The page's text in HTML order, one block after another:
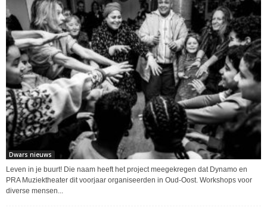
Dwars nieuws
Leven in je buurt! Die naam heeft het project meegekregen dat Dynamo en
PRA Muziektheater dit voorjaar organiseerden in Oud-Oost. Workshops voor
diverse mensen...